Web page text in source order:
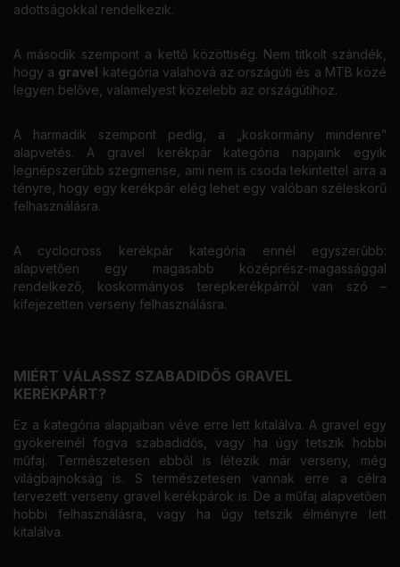
adottságokkal rendelkezik.
A második szempont a kettő közöttiség. Nem titkolt szándék,
hogy a gravel kategória valahová az országúti és a MTB közé
legyen belőve, valamelyest közelebb az országútihoz.
A harmadik szempont pedig, a „koskormány mindenre”
alapvetés. A gravel kerékpár kategória napjaink egyik
legnépszerűbb szegmense, ami nem is csoda tekintettel arra a
tényre, hogy egy kerékpár elég lehet egy valóban széleskörű
felhasználásra.
A cyclocross kerékpár kategória ennél egyszerűbb:
alapvetően egy magasabb középrész-magassággal
rendelkező, koskormányos terepkerékpárról van szó –
kifejezetten verseny felhasználásra.
MIÉRT VÁLASSZ SZABADIDŐS GRAVEL
KERÉKPÁRT?
Ez a kategória alapjaiban véve erre lett kitalálva. A gravel egy
gyökereinél fogva szabadidős, vagy ha úgy tetszik hobbi
műfaj. Természetesen ebből is létezik már verseny, még
világbajnokság is. S természetesen vannak erre a célra
tervezett verseny gravel kerékpárok is. De a műfaj alapvetően
hobbi felhasználásra, vagy ha úgy tetszik élményre lett
kitalálva.